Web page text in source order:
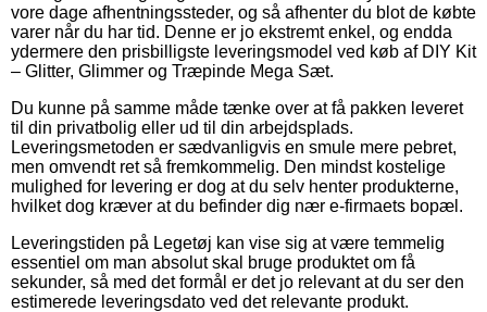
vore dage afhentningssteder, og så afhenter du blot de købte
varer når du har tid. Denne er jo ekstremt enkel, og endda
ydermere den prisbilligste leveringsmodel ved køb af DIY Kit
– Glitter, Glimmer og Træpinde Mega Sæt.
Du kunne på samme måde tænke over at få pakken leveret
til din privatbolig eller ud til din arbejdsplads.
Leveringsmetoden er sædvanligvis en smule mere pebret,
men omvendt ret så fremkommelig. Den mindst kostelige
mulighed for levering er dog at du selv henter produkterne,
hvilket dog kræver at du befinder dig nær e-firmaets bopæl.
Leveringstiden på Legetøj kan vise sig at være temmelig
essentiel om man absolut skal bruge produktet om få
sekunder, så med det formål er det jo relevant at du ser den
estimerede leveringsdato ved det relevante produkt.